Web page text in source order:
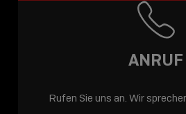
USB-C ÜBER LANGE
DISTANZEN: AKTIVE
USB-C-KABEL FÜR
STABILE 10 GBIT/S BIS
ANRUF
Rufen Sie uns an. Wir